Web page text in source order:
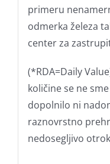
primeru
odmerka železa
center za
(*RDA=Daily
količine se ne
dopolnilo ni
raznovrstno
nedosegljivo